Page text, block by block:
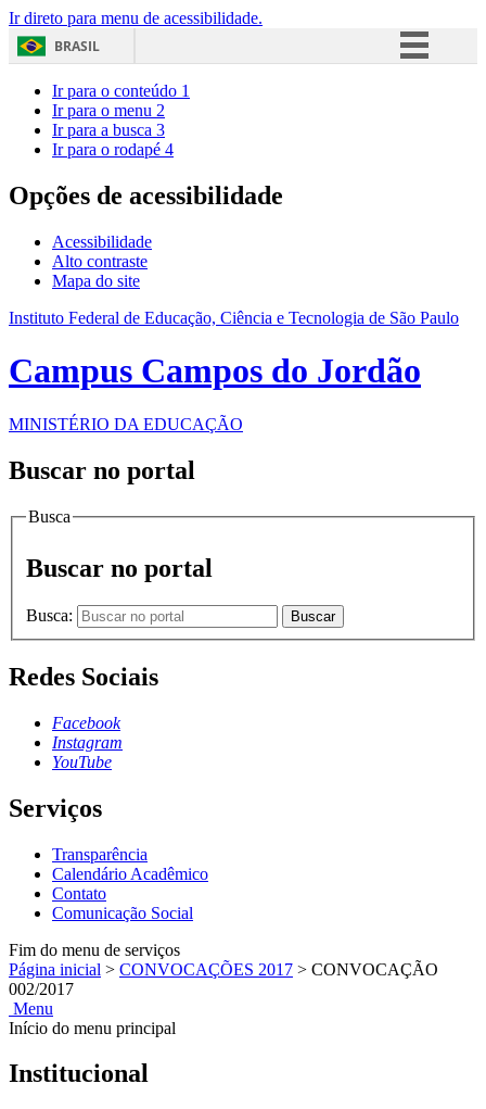
Ir direto para menu de acessibilidade.
BRASIL
Acesso à informação
Ir para o conteúdo 1
Ir para o menu 2
Ir para a busca 3
Ir para o rodapé 4
Opções de acessibilidade
Acessibilidade
Alto contraste
Mapa do site
Instituto Federal de Educação, Ciência e Tecnologia de São Paulo
Campus Campos do Jordão
MINISTÉRIO DA EDUCAÇÃO
Buscar no portal
Busca
Buscar no portal
Busca: Buscar
Redes Sociais
Facebook
Instagram
YouTube
Serviços
Transparência
Calendário Acadêmico
Contato
Comunicação Social
Fim do menu de serviços
Página inicial > CONVOCAÇÕES 2017 > CONVOCAÇÃO
002/2017
Menu
Início do menu principal
Institucional